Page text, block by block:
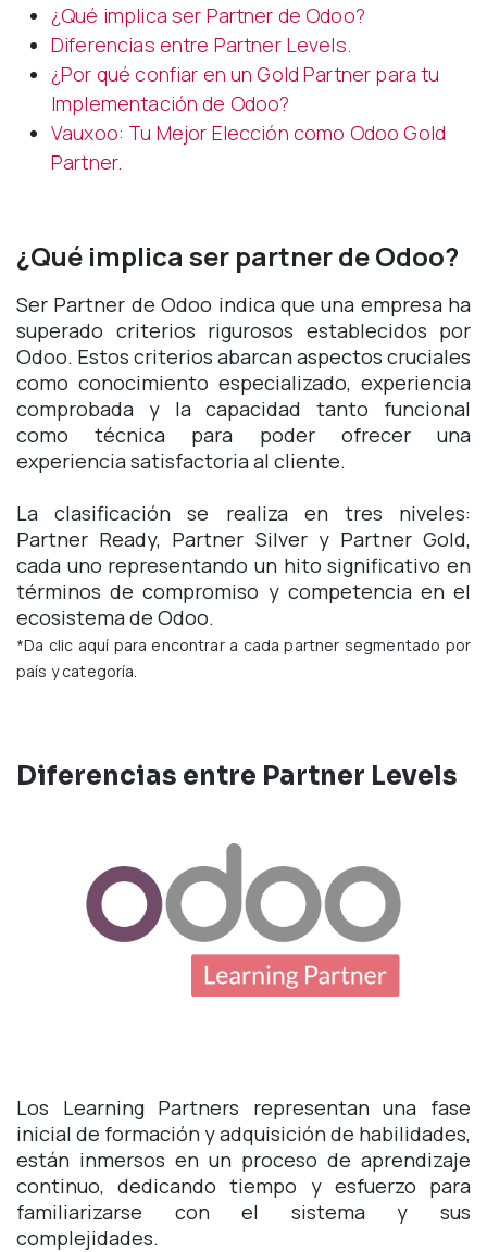
¿Qué implica ser Partner de Odoo?
Diferencias entre Partner Levels.
¿Por qué confiar en un Gold Partner para tu
Implementación de Odoo?
Vauxoo: Tu Mejor Elección como Odoo Gold
Partner.
¿Qué implica ser partner de Odoo?
Ser Partner de Odoo indica que una empresa ha
superado criterios rigurosos establecidos por
Odoo. Estos criterios abarcan aspectos cruciales
como conocimiento especializado, experiencia
comprobada y la capacidad tanto funcional
como técnica para poder ofrecer una
experiencia satisfactoria al cliente.
La clasificación se realiza en tres niveles:
Partner Ready, Partner Silver y Partner Gold,
cada uno representando un hito significativo en
términos de compromiso y competencia en el
ecosistema de Odoo.
*Da clic aquí para encontrar a cada partner segmentado por
país y categoría.
Diferencias entre Partner Levels
Los Learning Partners representan una fase
inicial de formación y adquisición de habilidades,
están inmersos en un proceso de aprendizaje
continuo, dedicando tiempo y esfuerzo para
familiarizarse con el sistema y sus
complejidades.